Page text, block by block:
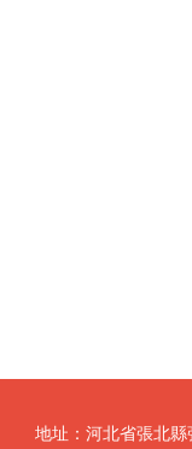
地址：河北省張北